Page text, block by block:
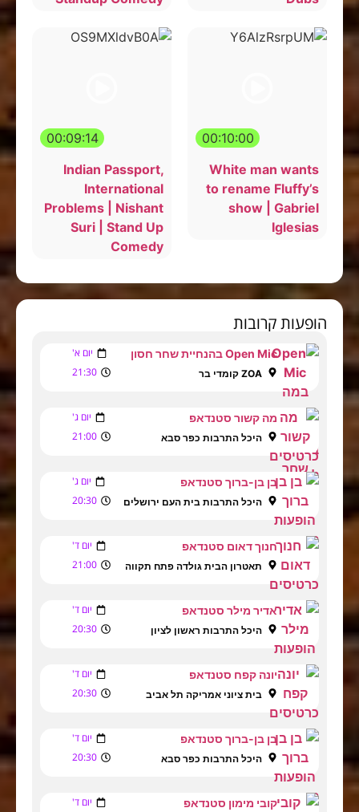
00:10:00
White man wants
to rename Fluffy’s
show | Gabriel
Iglesias
00:09:14
Indian Passport,
International
Problems | Nishant
Suri | Stand Up
Comedy
הופעות קרובות
Open Mic בהנחיית שחר חסון יום א'
ZOA קומדי בר 21:30
מה קשור סטנדאפ יום ג'
היכל התרבות כפר סבא 21:00
בן בן-ברוך סטנדאפ יום ג'
היכל התרבות בית העם ירושלים 20:30
חנוך דאום סטנדאפ יום ד'
תאטרון הבית גולדה פתח תקווה 21:00
אדיר מילר סטנדאפ יום ד'
היכל התרבות ראשון לציון 20:30
יונה קפח סטנדאפ יום ד'
בית ציוני אמריקה תל אביב 20:30
בן בן-ברוך סטנדאפ יום ד'
היכל התרבות כפר סבא 20:30
קובי מימון סטנדאפ יום ד'